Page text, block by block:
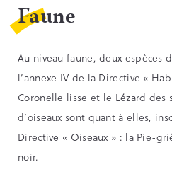
Faune
Au niveau faune, deux espèces
l’annexe IV de la Directive «
Coronelle lisse et le Lézard des
d’oiseaux sont quant à elles,
Directive « Oiseaux » : la Pie-
noir.